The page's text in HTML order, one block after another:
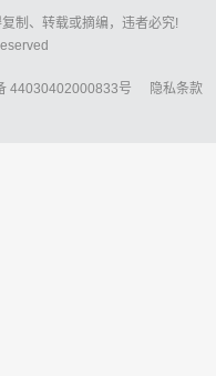
制、转载或摘编，违者必究!
44030402000833号 隐私条款